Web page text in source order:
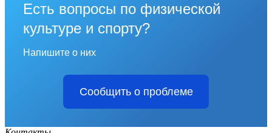
Есть вопросы по физической
культуре и спорту?
Напишите о них
Сообщить о проблеме